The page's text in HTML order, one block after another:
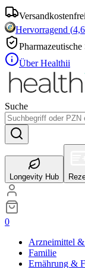
Hervorragend (
Über Healthii
Suche
Longevity Hub
0
Arzneimittel
Familie
Ernährung &